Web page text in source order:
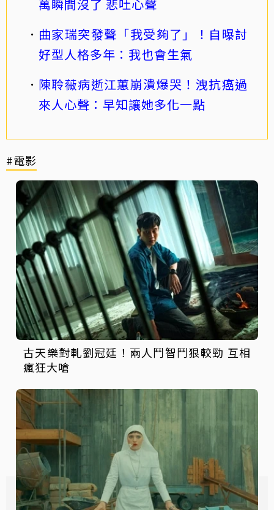
萬瞬間沒了 悲吐心聲
曲家瑞突發聲「我受夠了」！自曝討
好型人格多年：我也會生氣
陳聆薇病逝江蕙崩潰爆哭！洩抗癌過
來人心聲：早知讓她多化一點
#電影
古天樂對軋劉冠廷！兩人鬥智鬥狠較勁 互相
瘋狂大嗆